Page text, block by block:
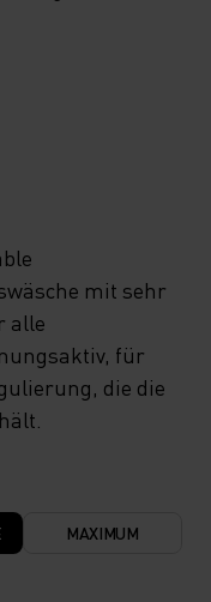
mit sehr
alle
für
die die
MAXIMUM